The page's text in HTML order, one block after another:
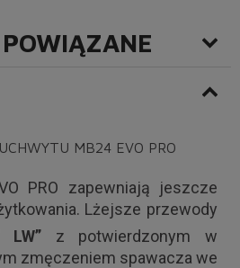
MB24 EVO PRO
PRO zapewniają jeszcze
Lżejsze przewody
LW” z potwierdzonym w
zmęczeniem spawacza we